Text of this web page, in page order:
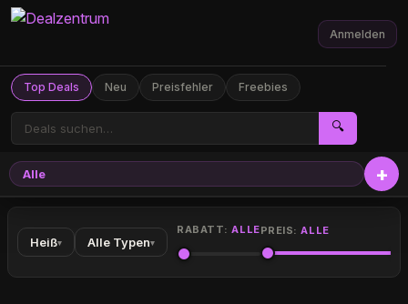
Top Deals Neu Preisfehler Freebies
🔍
Anmelden
Alle
Heiß▾ Alle Typen▾
RABATT:ALLEPREIS:ALLE